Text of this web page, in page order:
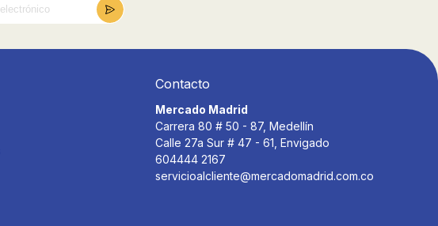
Contacto
Mercado Madrid
Carrera 80 # 50 - 87, Medellín
Calle 27a Sur # 47 - 61, Envigado
604444 2167
servicioalcliente@mercadomadrid.com.co